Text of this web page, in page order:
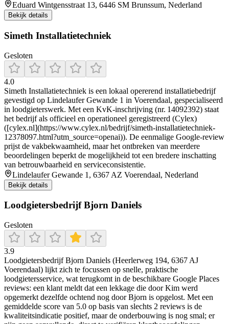
Eduard Wintgensstraat 13, 6446 SM Brunssum, Nederland
Bekijk details
Simeth Installatietechniek
Gesloten
4.0
Simeth Installatietechniek is een lokaal opererend installatiebedrijf
gevestigd op Lindelaufer Gewande 1 in Voerendaal, gespecialiseerd
in loodgieterswerk. Met een KvK-inschrijving (nr. 14092392) staat
het bedrijf als officieel en operationeel geregistreerd (Cylex)
([cylex.nl](https://www.cylex.nl/bedrijf/simeth-installatietechniek-
12378097.html?utm_source=openai)). De eenmalige Google-review
prijst de vakbekwaamheid, maar het ontbreken van meerdere
beoordelingen beperkt de mogelijkheid tot een bredere inschatting
van betrouwbaarheid en serviceconsistentie.
Lindelaufer Gewande 1, 6367 AZ Voerendaal, Nederland
Bekijk details
Loodgietersbedrijf Bjorn Daniels
Gesloten
3.9
Loodgietersbedrijf Bjorn Daniels (Heerlerweg 194, 6367 AJ
Voerendaal) lijkt zich te focussen op snelle, praktische
loodgietersservice, wat terugkomt in de beschikbare Google Places
reviews: een klant meldt dat een lekkage die door Kim werd
opgemerkt dezelfde ochtend nog door Bjorn is opgelost. Met een
gemiddelde score van 5.0 op basis van slechts 2 reviews is de
kwaliteitsindicatie positief, maar de onderbouwing is nog smal; er